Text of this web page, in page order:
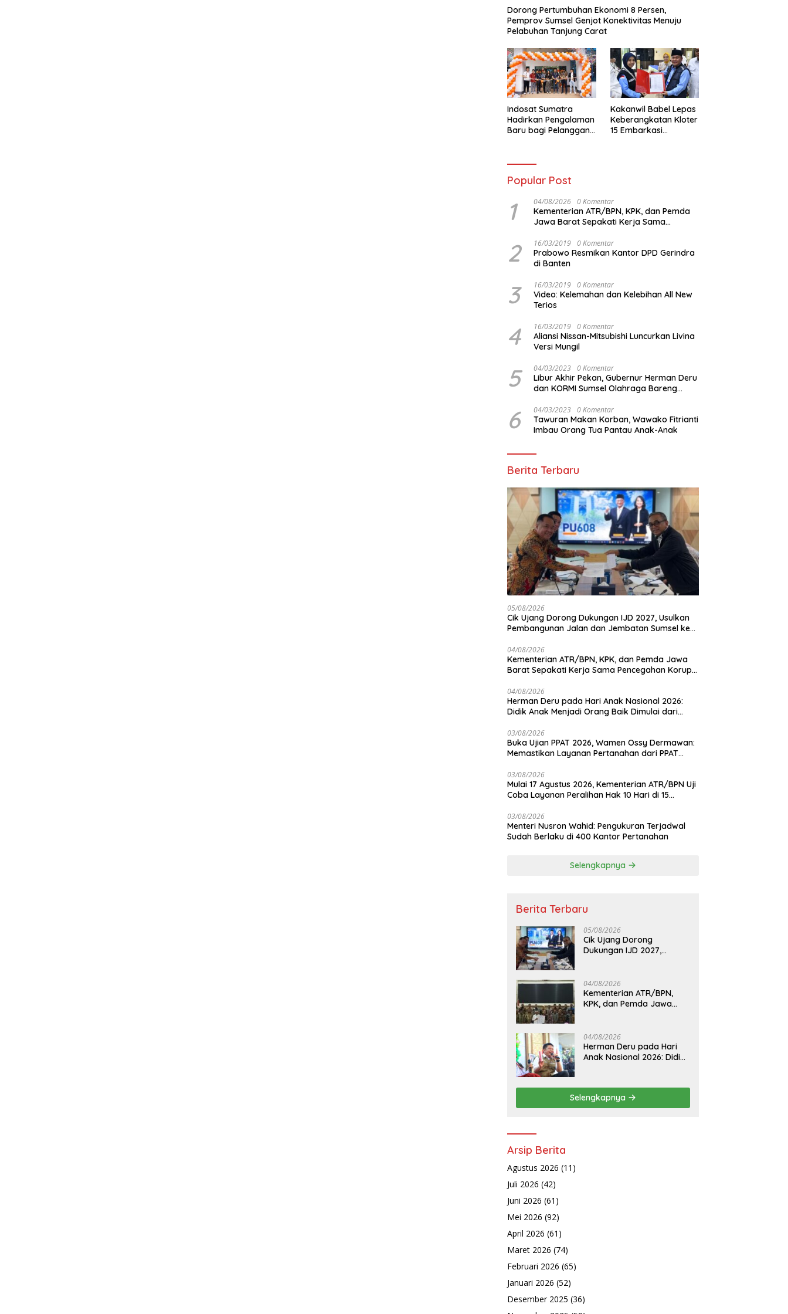
Dorong Pertumbuhan Ekonomi 8 Persen,
Pemprov Sumsel Genjot Konektivitas Menuju
Pelabuhan Tanjung Carat
Indosat Sumatra
Hadirkan Pengalaman
Baru bagi Pelanggan
Coffee
Kakanwil Babel Lepas
Keberangkatan Kloter
15 Embarkasi
Popular Post
1 04/08/2026 0 Komentar
Kementerian ATR/BPN, KPK, dan Pemda
Jawa Barat Sepakati Kerja Sama
Ekonomi Daerah
2 16/03/2019 0 Komentar
Prabowo Resmikan Kantor DPD Gerindra
di Banten
3 16/03/2019 0 Komentar
Video: Kelemahan dan Kelebihan All New
Terios
4 16/03/2019 0 Komentar
Aliansi Nissan-Mitsubishi Luncurkan Livina
Versi Mungil
5 04/03/2023 0 Komentar
Libur Akhir Pekan, Gubernur Herman Deru
dan KORMI Sumsel Olahraga Bareng
6 04/03/2023 0 Komentar
Tawuran Makan Korban, Wawako Fitrianti
Imbau Orang Tua Pantau Anak-Anak
Berita Terbaru
05/08/2026
Cik Ujang Dorong Dukungan IJD 2027, Usulkan
Pembangunan Jalan dan Jembatan Sumsel ke
04/08/2026
Kementerian ATR/BPN, KPK, dan Pemda Jawa
Barat Sepakati Kerja Sama Pencegahan Korupsi
04/08/2026
Herman Deru pada Hari Anak Nasional 2026:
Didik Anak Menjadi Orang Baik Dimulai dari
03/08/2026
Buka Ujian PPAT 2026, Wamen Ossy Dermawan:
Memastikan Layanan Pertanahan dari PPAT
03/08/2026
Mulai 17 Agustus 2026, Kementerian ATR/BPN Uji
Coba Layanan Peralihan Hak 10 Hari di 15
03/08/2026
Menteri Nusron Wahid: Pengukuran Terjadwal
Sudah Berlaku di 400 Kantor Pertanahan
Selengkapnya
Berita Terbaru
05/08/2026
Cik Ujang Dorong
Dukungan IJD 2027,
Sumsel ke Kementerian PU
04/08/2026
Kementerian ATR/BPN,
KPK, dan Pemda Jawa
serta Penguatan Ekonomi
Daerah
04/08/2026
Herman Deru pada Hari
Anak Nasional 2026: Didik
Orang Tua
Selengkapnya
Arsip Berita
Agustus 2026 (11)
Juli 2026 (42)
Juni 2026 (61)
Mei 2026 (92)
April 2026 (61)
Maret 2026 (74)
Februari 2026 (65)
Januari 2026 (52)
Desember 2025 (36)